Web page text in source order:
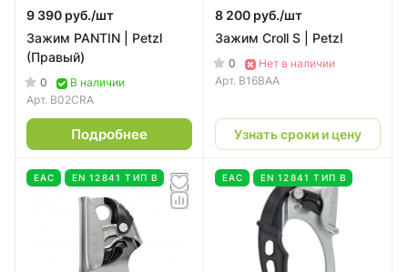
9 390 руб./шт
Зажим PANTIN | Petzl
(Правый)
0
В наличии
Арт. B02CRA
Подробнее
8 200 руб./шт
Зажим Croll S | Petzl
0
Нет в наличии
Арт. B16BAA
Узнать сроки и цену
EAC EN 12841 ТИП В EAC EN 12841 ТИП В